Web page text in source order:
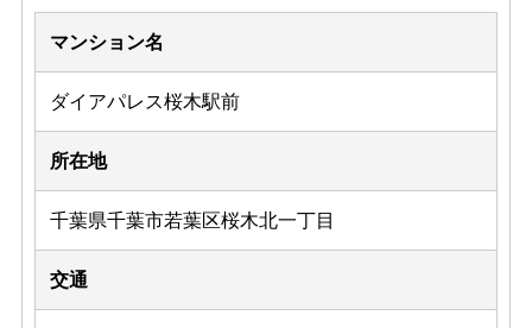
マンション名
ダイアパレス桜木駅前
所在地
千葉県千葉市若葉区桜木北一丁目
交通